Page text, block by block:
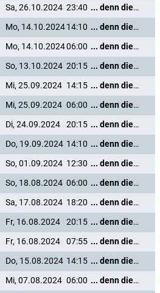
Sa, 26.10.2024 23:40
... denn die Musik und die Liebe in Tirol
Mo, 14.10.202414:10
... denn die Musik und die Liebe in Tirol
Mo, 14.10.202406:00
... denn die Musik und die Liebe in Tirol
So, 13.10.2024 20:15
... denn die Musik und die Liebe in Tirol
Mi, 25.09.2024 14:15
... denn die Musik und die Liebe in Tirol
Mi, 25.09.2024 06:00
... denn die Musik und die Liebe in Tirol
Di, 24.09.2024 20:15
... denn die Musik und die Liebe in Tirol
Do, 19.09.2024 14:10
... denn die Musik und die Liebe in Tirol
So, 01.09.2024 12:30
... denn die Musik und die Liebe in Tirol
So, 18.08.2024 06:00
... denn die Musik und die Liebe in Tirol
Sa, 17.08.2024 18:20
... denn die Musik und die Liebe in Tirol
Fr, 16.08.2024 20:15
... denn die Musik und die Liebe in Tirol
Fr, 16.08.2024 07:55
... denn die Musik und die Liebe in Tirol
Do, 15.08.2024 14:15
... denn die Musik und die Liebe in Tirol
Mi, 07.08.2024 06:00
... denn die Musik und die Liebe in Tirol